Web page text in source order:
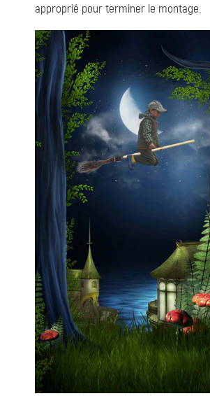
approprié pour terminer le montage.